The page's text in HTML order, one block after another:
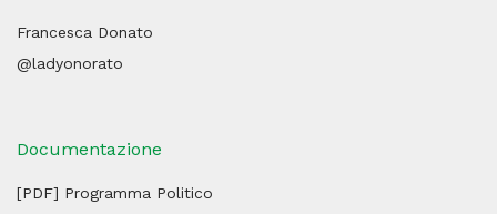
Francesca Donato
@ladyonorato
Documentazione
[PDF] Programma Politico